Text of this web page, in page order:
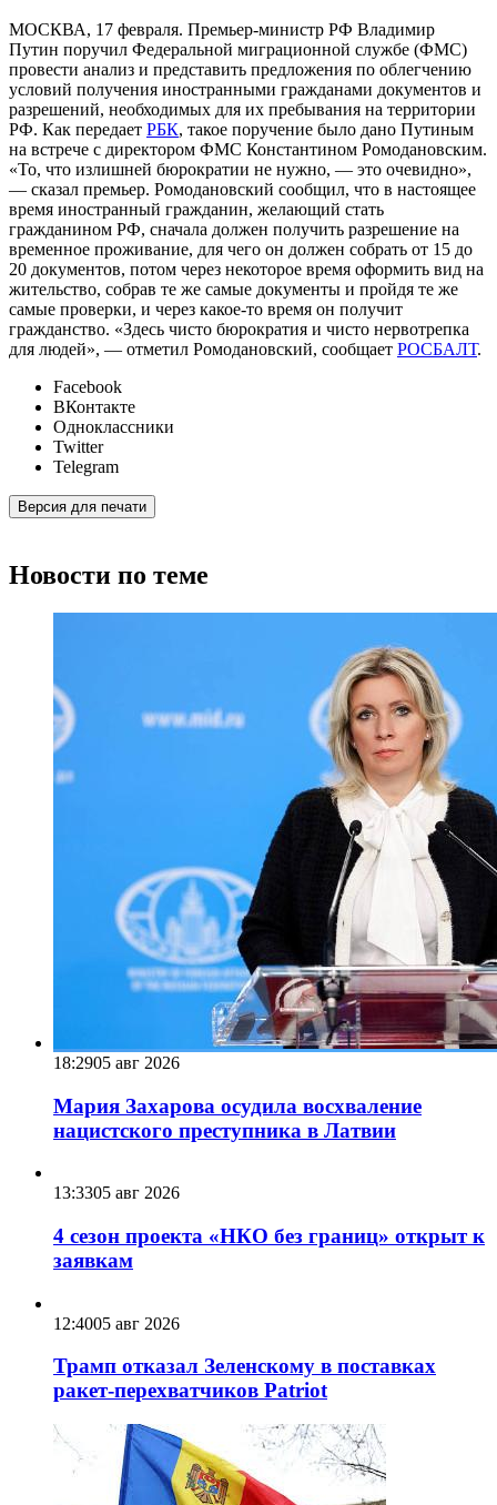
МОСКВА, 17 февраля. Премьер-министр РФ Владимир
Путин поручил Федеральной миграционной службе (ФМС)
провести анализ и представить предложения по облегчению
условий получения иностранными гражданами документов и
разрешений, необходимых для их пребывания на территории
РФ. Как передает РБК, такое поручение было дано Путиным
на встрече с директором ФМС Константином Ромодановским.
«То, что излишней бюрократии не нужно, — это очевидно»,
— сказал премьер. Ромодановский сообщил, что в настоящее
время иностранный гражданин, желающий стать
гражданином РФ, сначала должен получить разрешение на
временное проживание, для чего он должен собрать от 15 до
20 документов, потом через некоторое время оформить вид на
жительство, собрав те же самые документы и пройдя те же
самые проверки, и через какое-то время он получит
гражданство. «Здесь чисто бюрократия и чисто нервотрепка
для людей», — отметил Ромодановский, сообщает РОСБАЛТ.
Facebook
ВКонтакте
Одноклассники
Twitter
Telegram
Версия для печати
Новости по теме
18:2905 авг 2026
Мария Захарова осудила восхваление
нацистского преступника в Латвии
13:3305 авг 2026
4 сезон проекта «НКО без границ» открыт к
заявкам
12:4005 авг 2026
Трамп отказал Зеленскому в поставках
ракет-перехватчиков Patriot